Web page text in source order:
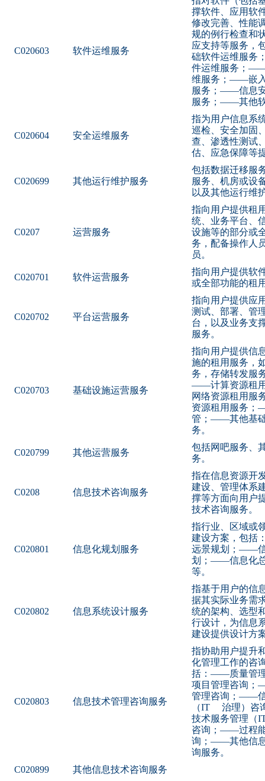
C020603 软件运维服务
撑软件、应用软
修改完善、性能
规的例行检查和
应支持等服务
础软件运维服
件运维服务；
维服务；——嵌
服务；——信息
服务；——其他
C020604 安全运维服务
指为用户信息系
巡检、安全加固
查、渗透性测试
估、应急保障等
C020699 其他运行维护服务
包括数据迁移服
服务、机房或设
以及其他运行维
C0207 运营服务
指向用户提供租
统、业务平台、
设施等的部分或
务，配备操作人
员。
C020701 软件运营服务
指向用户提供软
或全部功能的租
C020702 平台运营服务
指向用户提供应
测试、部署、管
台，以及业务支
服务。
C020703 基础设施运营服务
指向用户提供信
施的租用服务，
务，存储转发服
——计算资源租
网络资源租用
资源租用服务
管；——其他基
务。
C020799 其他运营服务
包括网吧服务、
务。
C0208 信息技术咨询服务
指在信息资源开
建设、管理体系
撑等方面向用户
技术咨询服务。
C020801 信息化规划服务
指行业、区域或
建设方案，包
远景规划；——
划；——信息化
等。
C020802 信息系统设计服务
指基于用户的信
据其实际业务需
统的架构、选型
行设计，为信息
建设提供设计方
C020803 信息技术管理咨询服务
指协助用户提升
化管理工作的咨
括：——质量管
项目管理咨询
管理咨询；——
（IT 治理）
技术服务管理（
咨询；——过程
询；——其他信
询服务。
C020899
其他信息技术咨询服务